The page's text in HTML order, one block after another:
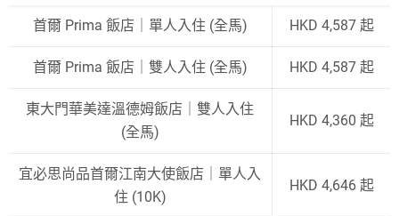
首爾 Prima 飯店｜單人入住 (全馬) HKD 4,587 起
首爾 Prima 飯店｜雙人入住 (全馬) HKD 4,587 起
東大門華美達溫德姆飯店｜雙人入住
(全馬)
HKD 4,360 起
宜必思尚品首爾江南大使飯店｜單人入
住 (10K)
HKD 4,646 起